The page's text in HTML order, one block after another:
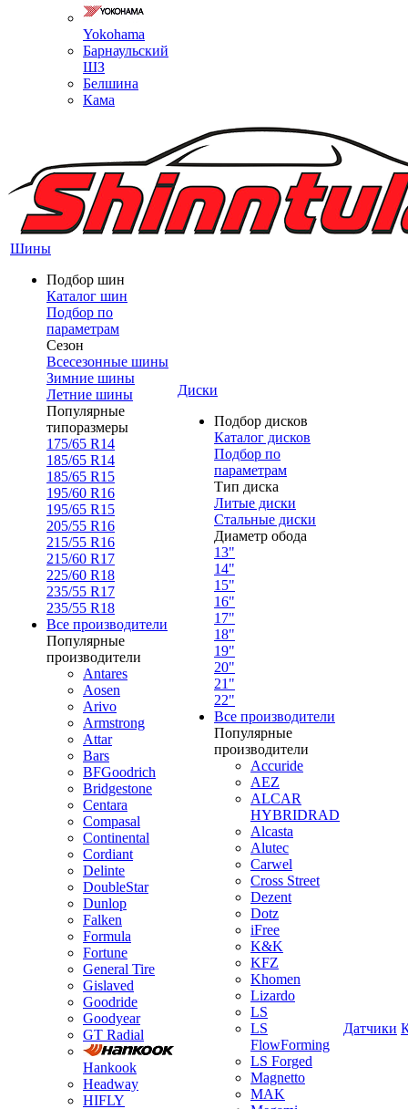
Yokohama
Барнаульский
ШЗ
Белшина
Кама
Шины
Подбор шин
Каталог шин
Подбор по
параметрам
Сезон
Всесезонные шины
Зимние шины
Летние шины
Популярные
типоразмеры
175/65 R14
185/65 R14
185/65 R15
195/60 R16
195/65 R15
205/55 R16
215/55 R16
215/60 R17
225/60 R18
235/55 R17
235/55 R18
Все производители
Популярные
производители
Antares
Aosen
Arivo
Armstrong
Attar
Bars
BFGoodrich
Bridgestone
Centara
Compasal
Continental
Cordiant
Delinte
DoubleStar
Dunlop
Falken
Formula
Fortune
General Tire
Gislaved
Goodride
Goodyear
GT Radial
Hankook
Headway
HIFLY
Диски
Подбор дисков
Каталог дисков
Подбор по
параметрам
Тип диска
Литые диски
Стальные диски
Диаметр обода
13"
14"
15"
16"
17"
18"
19"
20"
21"
22"
Все производители
Популярные
производители
Accuride
AEZ
ALCAR
HYBRIDRAD
Alcasta
Alutec
Carwel
Cross Street
Dezent
Dotz
iFree
K&K
KFZ
Khomen
Lizardo
LS
LS
FlowForming
LS Forged
Magnetto
MAK
Датчики